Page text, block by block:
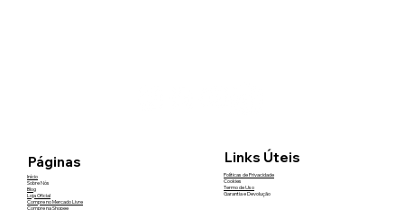
Páginas
Início
Sobre Nós
Blog
Loja Oficial
Compre no Mercado Livre
Compre na Shopee
Links Úteis
Políticas de Privacidade
Cookies
Termo de Uso
Garantia e Devolução